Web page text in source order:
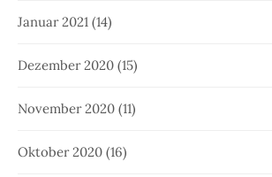
Januar 2021 (14)
Dezember 2020 (15)
November 2020 (11)
Oktober 2020 (16)